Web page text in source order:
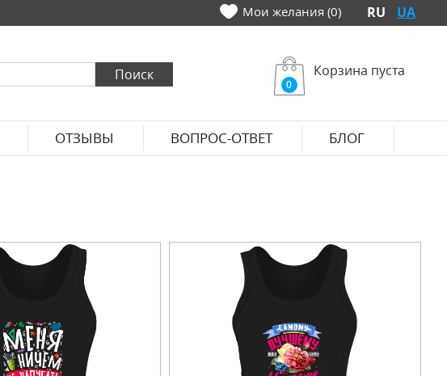
Мои желания (0) RU UA
0
Корзина пуста
ОТЗЫВЫ ВОПРОС-ОТВЕТ БЛОГ